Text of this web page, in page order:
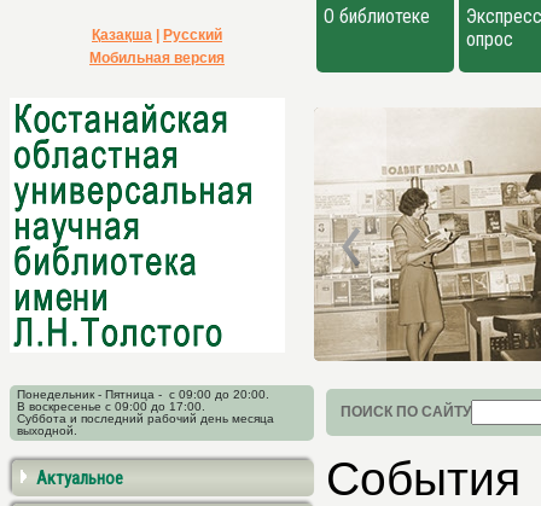
Қазақша
Русский
Мобильная версия
О библиотеке
опрос
Понедельник - Пятница - с 09:00 до 20:00.
В воскресенье с 09:00 до 17:00.
Суббота и последний рабочий день месяца
выходной.
ПОИСК ПО САЙТУ
Актуальное
События